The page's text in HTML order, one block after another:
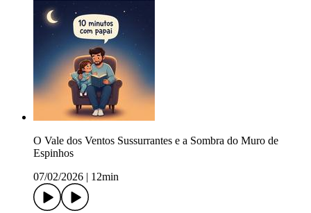
O Vale dos Ventos Sussurrantes e a Sombra do Muro de
Espinhos
07/02/2026
12min